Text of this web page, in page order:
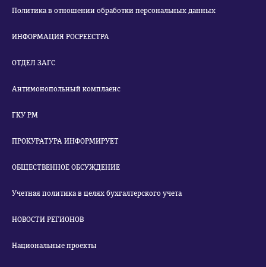
Политика в отношении обработки персональных данных
ИНФОРМАЦИЯ РОСРЕЕСТРА
ОТДЕЛ ЗАГС
Антимонопольный комплаенс
ГКУ РМ
ПРОКУРАТУРА ИНФОРМИРУЕТ
ОБЩЕСТВЕННОЕ ОБСУЖДЕНИЕ
Учетная политика в целях бухгалтерского учета
НОВОСТИ РЕГИОНОВ
Национальные проекты